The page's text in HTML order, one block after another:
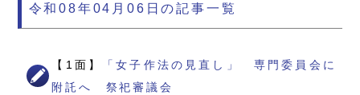
令和08年04月06日の記事一覧
【1面】
「女子作法の見直し」 専門委員会に
附託へ 祭祀審議会